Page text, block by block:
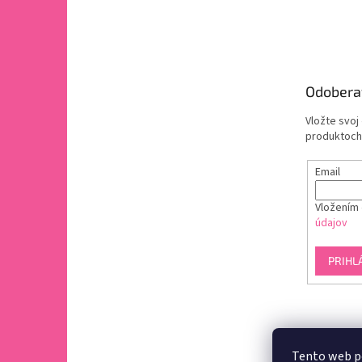
Tento web
Vložte svoj
Email
údajov